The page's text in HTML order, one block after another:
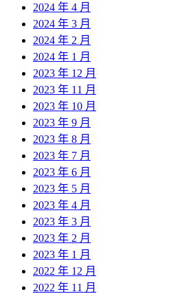
2024 年 4 月
2024 年 3 月
2024 年 2 月
2024 年 1 月
2023 年 12 月
2023 年 11 月
2023 年 10 月
2023 年 9 月
2023 年 8 月
2023 年 7 月
2023 年 6 月
2023 年 5 月
2023 年 4 月
2023 年 3 月
2023 年 2 月
2023 年 1 月
2022 年 12 月
2022 年 11 月